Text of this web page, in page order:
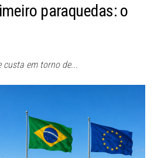
paraquedas: o
em torno de...